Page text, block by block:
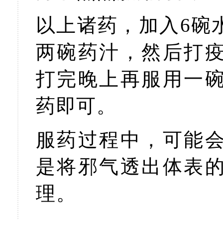
以上诸药，加入6碗
两碗药汁，然后打
打完晚上再服用一
药即可。
服药过程中，可能
是将邪气透出体表
理。